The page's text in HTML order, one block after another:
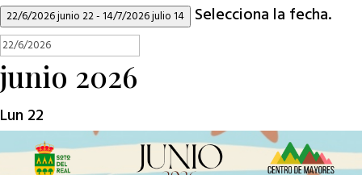
22/6/2026junio 22-14/7/2026julio 14 Selecciona la fecha.
junio 2026
Lun 22